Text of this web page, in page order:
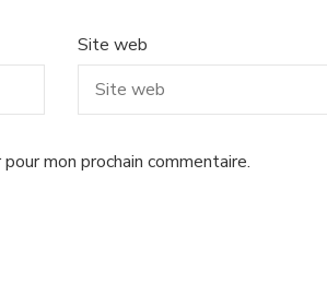
Site web
mon prochain commentaire.